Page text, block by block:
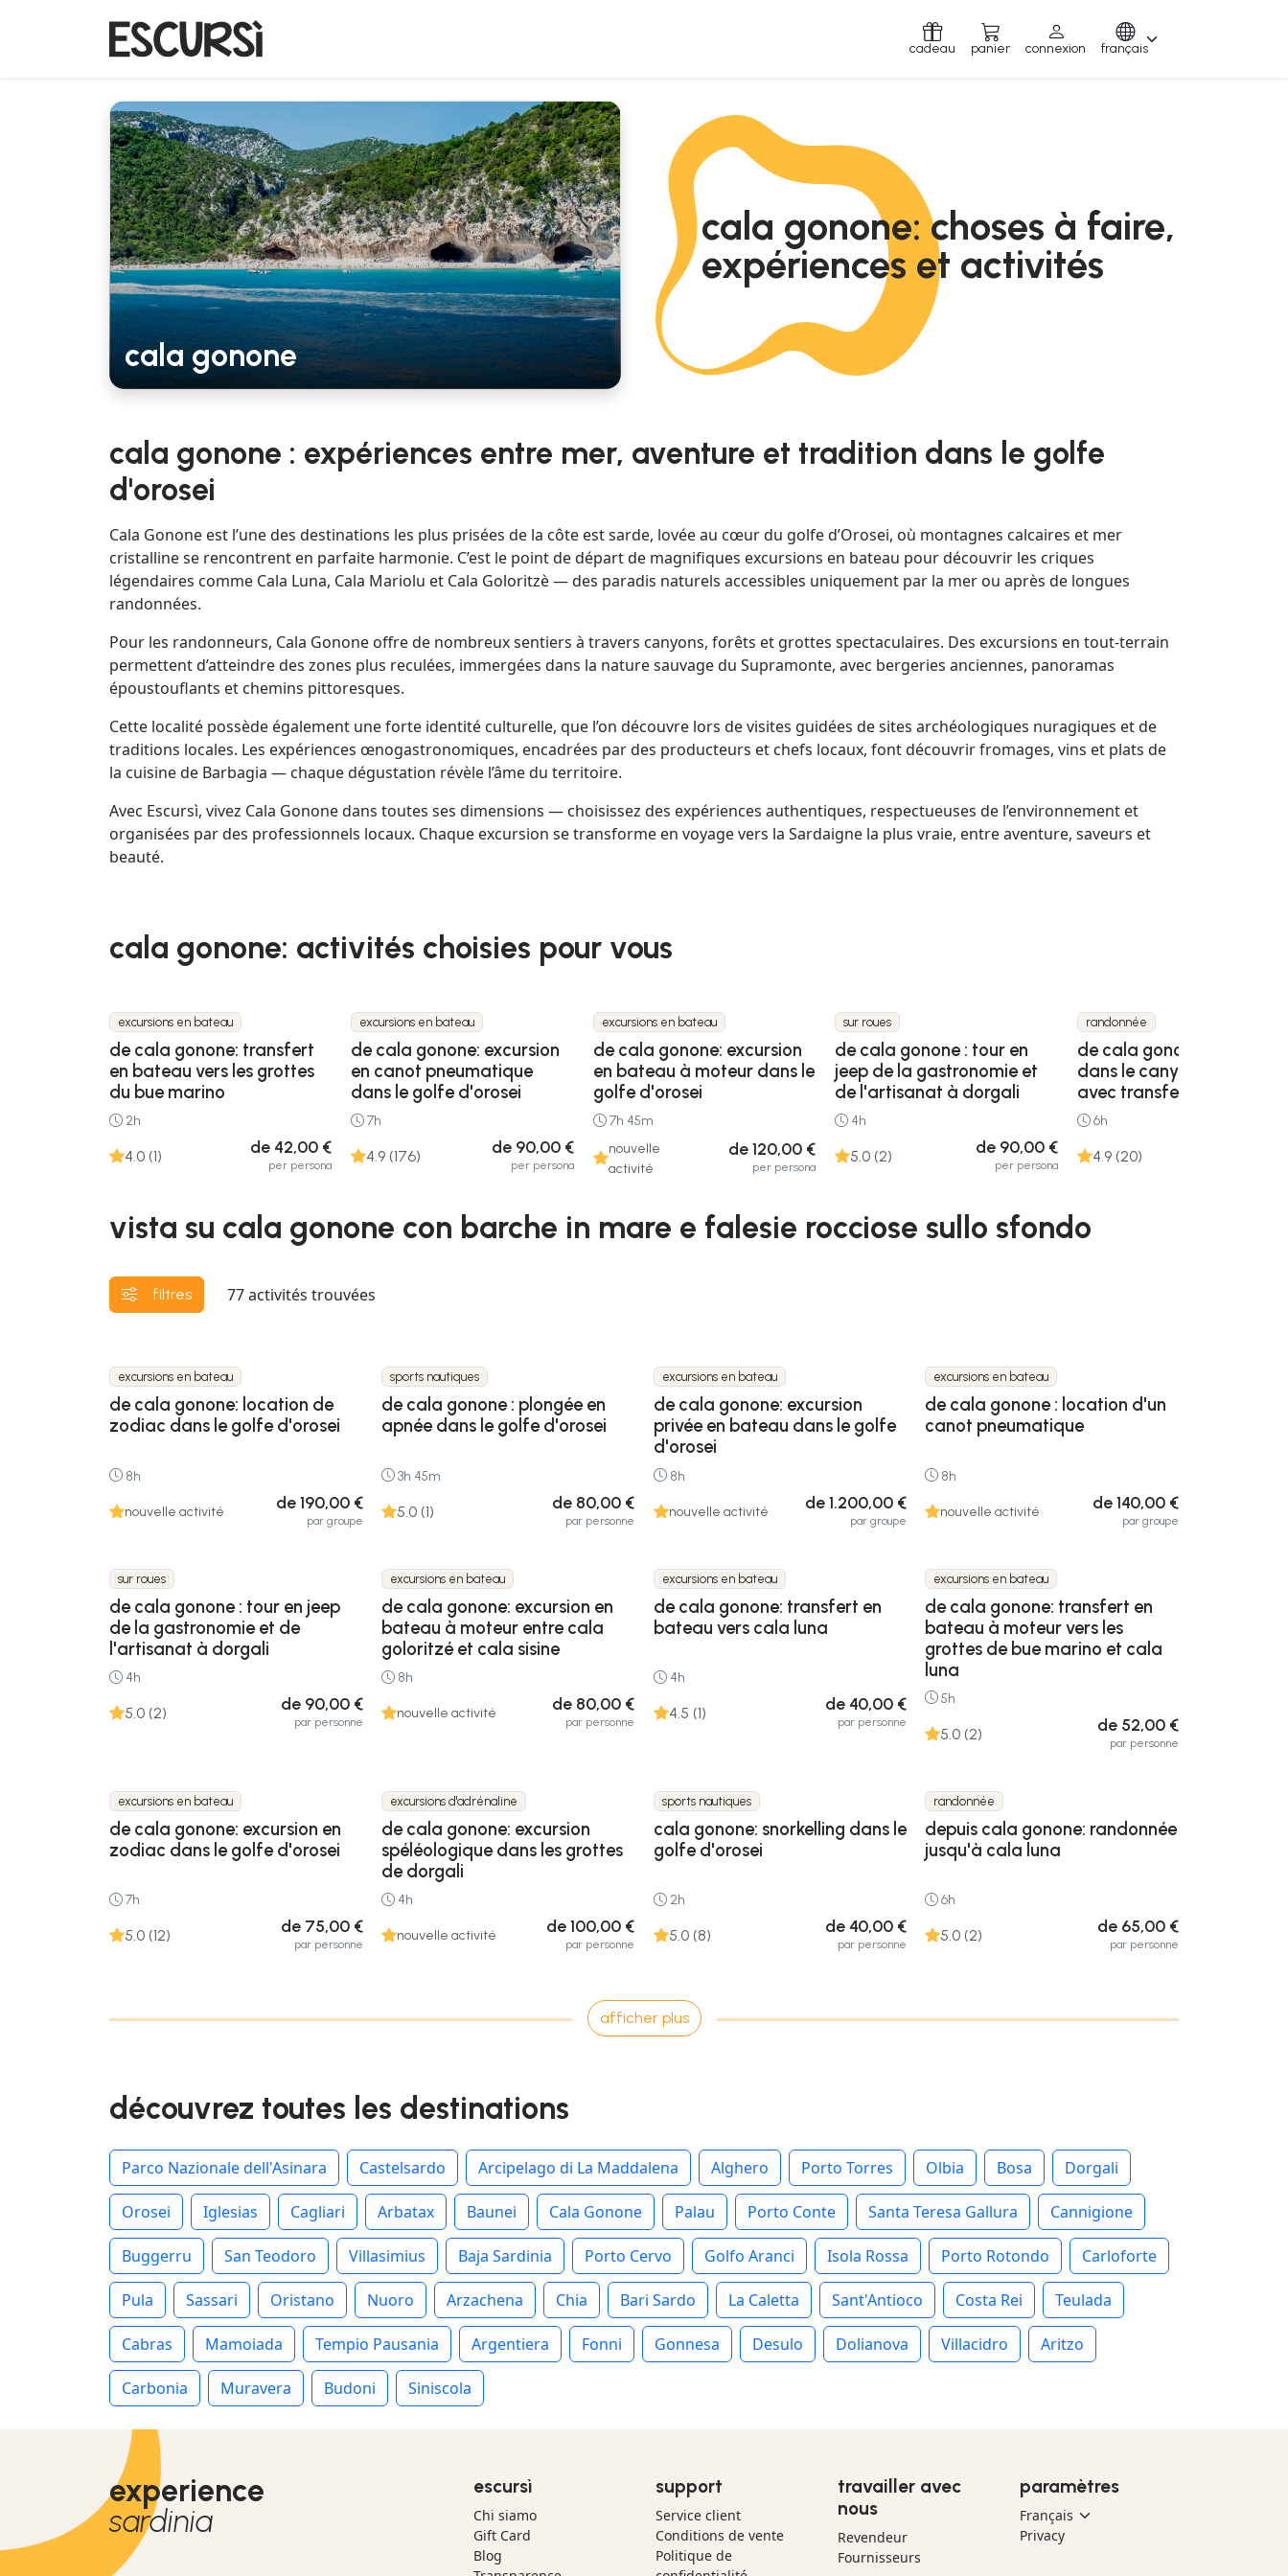
cadeau panier connexion français
cala gonone: choses à faire,
expériences et activités
cala gonone
cala gonone : expériences entre mer, aventure et tradition dans le golfe
d'orosei
Cala Gonone est l’une des destinations les plus prisées de la côte est sarde, lovée au cœur du golfe d’Orosei, où montagnes calcaires et mer
cristalline se rencontrent en parfaite harmonie. C’est le point de départ de magnifiques excursions en bateau pour découvrir les criques
légendaires comme Cala Luna, Cala Mariolu et Cala Goloritzè — des paradis naturels accessibles uniquement par la mer ou après de longues
randonnées.
Pour les randonneurs, Cala Gonone offre de nombreux sentiers à travers canyons, forêts et grottes spectaculaires. Des excursions en tout-terrain
permettent d’atteindre des zones plus reculées, immergées dans la nature sauvage du Supramonte, avec bergeries anciennes, panoramas
époustouflants et chemins pittoresques.
Cette localité possède également une forte identité culturelle, que l’on découvre lors de visites guidées de sites archéologiques nuragiques et de
traditions locales. Les expériences œnogastronomiques, encadrées par des producteurs et chefs locaux, font découvrir fromages, vins et plats de
la cuisine de Barbagia — chaque dégustation révèle l’âme du territoire.
Avec Escursì, vivez Cala Gonone dans toutes ses dimensions — choisissez des expériences authentiques, respectueuses de l’environnement et
organisées par des professionnels locaux. Chaque excursion se transforme en voyage vers la Sardaigne la plus vraie, entre aventure, saveurs et
beauté.
cala gonone: activités choisies pour vous
excursions en bateau
de cala gonone: transfert
en bateau vers les grottes
du bue marino
2h
4.0 (1) de 42,00 €
per persona
excursions en bateau
de cala gonone: excursion
en canot pneumatique
dans le golfe d'orosei
7h
4.9 (176) de 90,00 €
per persona
excursions en bateau
de cala gonone: excursion
en bateau à moteur dans le
golfe d'orosei
7h 45m
nouvelle
activité
de 120,00 €
per persona
sur roues
de cala gonone : tour en
jeep de la gastronomie et
de l'artisanat à dorgali
4h
5.0 (2) de 90,00 €
per persona
randonnée
de cala gonone : trekking
dans le canyon de
avec transfert
6h
4.9 (20)
vista su cala gonone con barche in mare e falesie rocciose sullo sfondo
filtres 77activités trouvées
excursions en bateau
de cala gonone: location de
zodiac dans le golfe d'orosei
8h
nouvelle activité de 190,00 €
par groupe
sports nautiques
de cala gonone : plongée en
apnée dans le golfe d'orosei
3h 45m
5.0 (1) de 80,00 €
par personne
excursions en bateau
de cala gonone: excursion
privée en bateau dans le golfe
d'orosei
8h
nouvelle activité de 1.200,00 €
par groupe
excursions en bateau
de cala gonone : location d'un
canot pneumatique
8h
nouvelle activité de 140,00 €
par groupe
sur roues
de cala gonone : tour en jeep
de la gastronomie et de
l'artisanat à dorgali
4h
5.0 (2) de 90,00 €
par personne
excursions en bateau
de cala gonone: excursion en
bateau à moteur entre cala
goloritzé et cala sisine
8h
nouvelle activité de 80,00 €
par personne
excursions en bateau
de cala gonone: transfert en
bateau vers cala luna
4h
4.5 (1) de 40,00 €
par personne
excursions en bateau
de cala gonone: transfert en
bateau à moteur vers les
grottes de bue marino et cala
luna
5h
5.0 (2) de 52,00 €
par personne
excursions en bateau
de cala gonone: excursion en
zodiac dans le golfe d'orosei
7h
5.0 (12) de 75,00 €
par personne
excursions d'adrénaline
de cala gonone: excursion
spéléologique dans les grottes
de dorgali
4h
nouvelle activité de 100,00 €
par personne
sports nautiques
cala gonone: snorkelling dans le
golfe d'orosei
2h
5.0 (8) de 40,00 €
par personne
randonnée
depuis cala gonone: randonnée
jusqu'à cala luna
6h
5.0 (2) de 65,00 €
par personne
afficher plus
découvrez toutes les destinations
Parco Nazionale dell'Asinara Castelsardo Arcipelago di La Maddalena Alghero Porto Torres Olbia Bosa Dorgali
Orosei Iglesias Cagliari Arbatax Baunei Cala Gonone Palau Porto Conte Santa Teresa Gallura Cannigione
Buggerru San Teodoro Villasimius Baja Sardinia Porto Cervo Golfo Aranci Isola Rossa Porto Rotondo Carloforte
Pula Sassari Oristano Nuoro Arzachena Chia Bari Sardo La Caletta Sant'Antioco Costa Rei Teulada
Cabras Mamoiada Tempio Pausania Argentiera Fonni Gonnesa Desulo Dolianova Villacidro Aritzo
Carbonia Muravera Budoni Siniscola
experience
sardinia
escursì
Chi siamo
Gift Card
Blog
support
Service client
Conditions de vente
Politique de
travailler avec
nous
Revendeur
Fournisseurs
paramètres
Privacy